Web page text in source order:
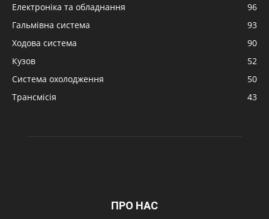
Електроніка та обладнання
96
Гальмівна система
93
Ходова система
90
Кузов
52
Система охолодження
50
Трансмісія
43
ПРО НАС